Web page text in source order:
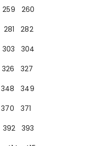
259
260
281
282
303
304
326
327
348
349
370
371
392
393